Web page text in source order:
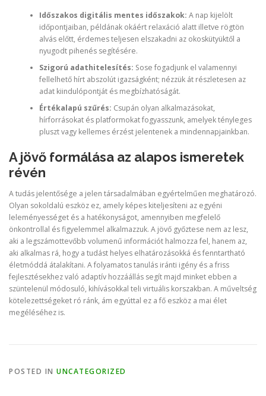
Időszakos digitális mentes időszakok: A nap kijelölt
időpontjaiban, példának okáért relaxáció alatt illetve rögtön
alvás előtt, érdemes teljesen elszakadni az okoskütyüktől a
nyugodt pihenés segítésére.
Szigorú adathitelesítés: Sose fogadjunk el valamennyi
fellelhető hírt abszolút igazságként; nézzük át részletesen az
adat kiindulópontját és megbízhatóságát.
Értékalapú szűrés: Csupán olyan alkalmazásokat,
hírforrásokat és platformokat fogyasszunk, amelyek tényleges
pluszt vagy kellemes érzést jelentenek a mindennapjainkban.
A jövő formálása az alapos ismeretek
révén
A tudás jelentősége a jelen társadalmában egyértelműen meghatározó.
Olyan sokoldalú eszköz ez, amely képes kiteljesíteni az egyéni
leleményességet és a hatékonyságot, amennyiben megfelelő
önkontrollal és figyelemmel alkalmazzuk. A jövő győztese nem az lesz,
aki a legszámottevőbb volumenű információt halmozza fel, hanem az,
aki alkalmas rá, hogy a tudást helyes elhatározásokká és fenntartható
életmóddá átalakítani. A folyamatos tanulás iránti igény és a friss
fejlesztésekhez való adaptív hozzáállás segít majd minket ebben a
szüntelenül módosuló, kihívásokkal teli virtuális korszakban. A műveltség
kötelezettségeket ró ránk, ám egyúttal ez a fő eszköz a mai élet
megéléséhez is.
POSTED IN UNCATEGORIZED